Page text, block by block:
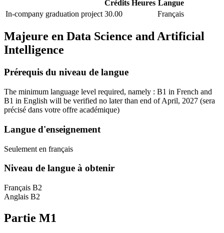
Crédits Heures Langue
In-company graduation project 30.00 Français
Majeure en Data Science and Artificial
Intelligence
Prérequis du niveau de langue
The minimum language level required, namely : B1 in French and
B1 in English will be verified no later than end of April, 2027 (sera
précisé dans votre offre académique)
Langue d'enseignement
Seulement en français
Niveau de langue à obtenir
Français B2
Anglais B2
Partie M1